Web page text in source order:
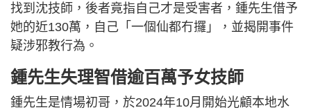
找到沈技師，後者竟指自己才是受害者，鍾先生借予
她的近130萬，自己「一個仙都冇攞」，並揭開事件
疑涉邪教行為。
鍾先生失理智借逾百萬予女技師
鍾先生是情場初哥，於2024年10月開始光顧本地水